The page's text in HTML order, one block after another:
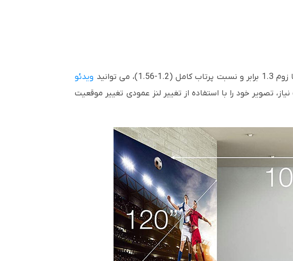
ویدئو
متری نصب کنید. فقط در صورت نیاز، تصویر خود را با استفاده از تغییر لنز عمودی تغییر موقعیت